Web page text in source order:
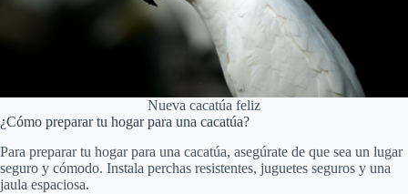
Nueva cacatúa feliz
¿Cómo preparar tu hogar para una cacatúa?
Para preparar tu hogar para una cacatúa, asegúrate de que sea un lugar
seguro y cómodo. Instala perchas resistentes, juguetes seguros y una
jaula espaciosa.